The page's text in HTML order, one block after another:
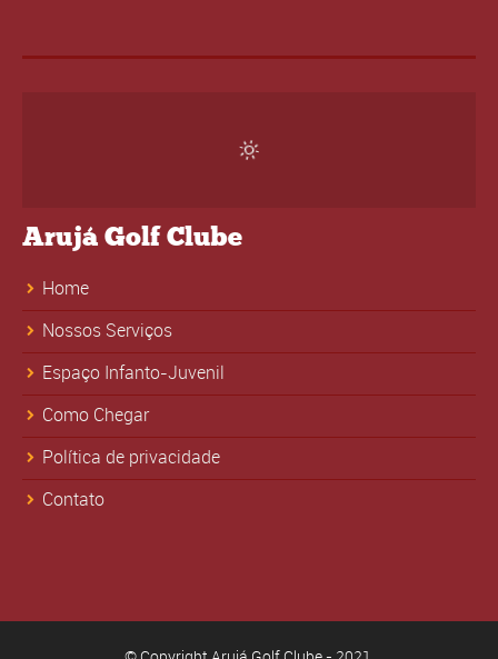
Arujá Golf Clube
Home
Nossos Serviços
Espaço Infanto-Juvenil
Como Chegar
Política de privacidade
Contato